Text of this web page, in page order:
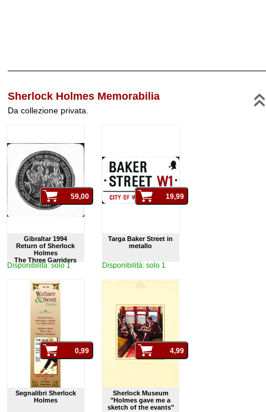
Sherlock Holmes Memorabilia
Da collezione privata.
Gibraltar 1994
Return of Sherlock
Holmes
The Three Garriders
Disponibilità: solo 1
Targa Baker Street in
metallo
Disponibilità: solo 1
Segnalibri Sherlock
Holmes
Sherlock Museum
"Holmes gave me a
sketch of the evants"